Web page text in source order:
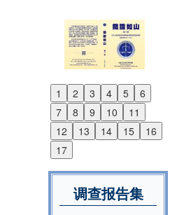
1 2 3 4 5
6
7
8 9 10
11
12
13 14 15
16
17
Previous
Next
调查报告集